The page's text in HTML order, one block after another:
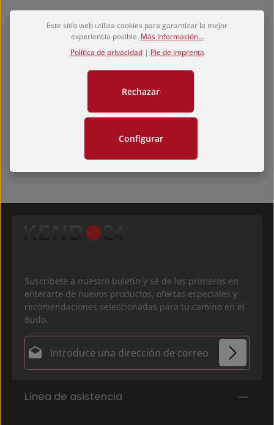
controversias en línea: https://ec.europa.eu/odr
A pesar del cuidadoso control de los contenidos, no
asumimos ninguna responsabilidad por los contenidos de
los enlaces externos. Los operadores de las páginas
enlazadas son los únicos responsables del contenido de sus
Suscríbete a nuestro boletín y sé de los primeros en
enterarte de nuevos productos, ofertas especiales y
recomendaciones seleccionadas para tu camino en el
Budo.
Dirección de correo electrónico*
Al seleccionar continuar, confirmas que has leído
Los campos marcados con un asterisco (*) son
Línea de asistencia
Este sitio web utiliza cookies para garantizar la mejor
experiencia posible. Más información...
Política de privacidad| Pie de imprenta
Rechazar
Configurar